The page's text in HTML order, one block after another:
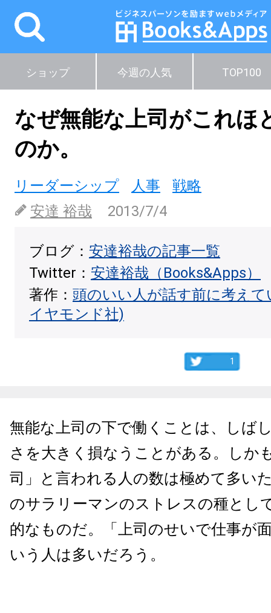
ショップ 今週の人気 TOP100
なぜ無能な上司がこれほ
のか。
リーダーシップ 人事
戦略
安達 裕哉
2013/7/4
ブログ： 安達裕哉の記事一覧
Twitter： 安達裕哉（Books&Apps）
著作： 頭のいい人が話す前に考え
イヤモンド社)
1
無能な上司の下で働くことは、しば
さを大きく損なうことがある。しか
司」と言われる人の数は極めて多い
のサラリーマンのストレスの種とし
的なものだ。「上司のせいで仕事が
いう人は多いだろう。